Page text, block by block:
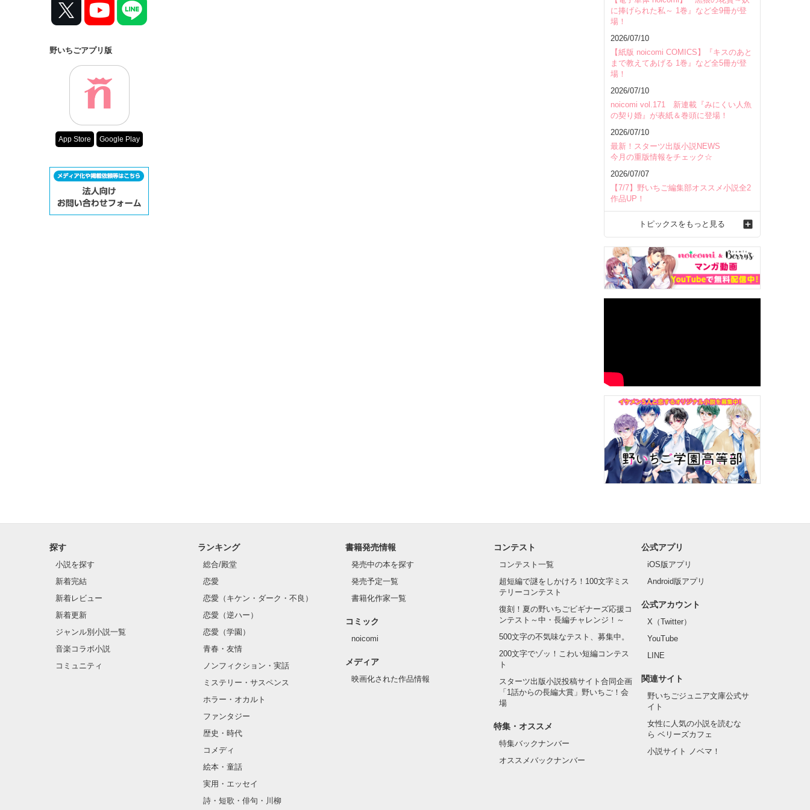
野いちごアプリ版
App Store Google Play
に捧げられた私～ 1巻』など全9冊が登
場！
2026/07/10
【紙版 noicomi COMICS】『キスのあと
まで教えてあげる 1巻』など全5冊が登
場！
2026/07/10
noicomi vol.171 新連載『みにくい人魚
の契り婚』が表紙＆巻頭に登場！
2026/07/10
最新！スターツ出版小説NEWS
今月の重版情報をチェック☆
2026/07/07
【7/7】野いちご編集部オススメ小説全2
作品UP！
トピックスをもっと見る
探す
小説を探す
新着完結
新着レビュー
新着更新
ジャンル別小説一覧
音楽コラボ小説
コミュニティ
ランキング
総合/殿堂
恋愛
恋愛（キケン・ダーク・不良）
恋愛（逆ハー）
恋愛（学園）
青春・友情
ノンフィクション・実話
ミステリー・サスペンス
ホラー・オカルト
ファンタジー
歴史・時代
コメディ
絵本・童話
実用・エッセイ
詩・短歌・俳句・川柳
書籍発売情報
発売中の本を探す
発売予定一覧
書籍化作家一覧
コミック
noicomi
メディア
映画化された作品情報
コンテスト
コンテスト一覧
超短編で謎をしかけろ！100文字ミス
テリーコンテスト
復刻！夏の野いちごビギナーズ応援コ
ンテスト～中・長編チャレンジ！～
500文字の不気味なテスト、募集中。
200文字でゾッ！こわい短編コンテス
ト
スターツ出版小説投稿サイト合同企画
「1話からの長編大賞」野いちご！会
場
特集・オススメ
特集バックナンバー
オススメバックナンバー
公式アプリ
iOS版アプリ
Android版アプリ
公式アカウント
X（Twitter）
YouTube
LINE
関連サイト
野いちごジュニア文庫公式サ
イト
女性に人気の小説を読むな
ら ベリーズカフェ
小説サイト ノベマ！